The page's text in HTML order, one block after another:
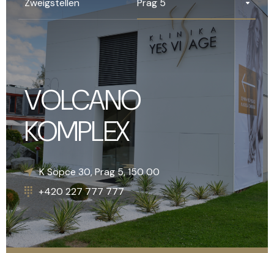
Zweigstellen Prag 5
VOLCANO
KOMPLEX
K Sopce 30, Prag 5, 150 00
+420 227 777 777
Náměstí Svobody 15, Brno, 602 00
+420 227 777 777
+1